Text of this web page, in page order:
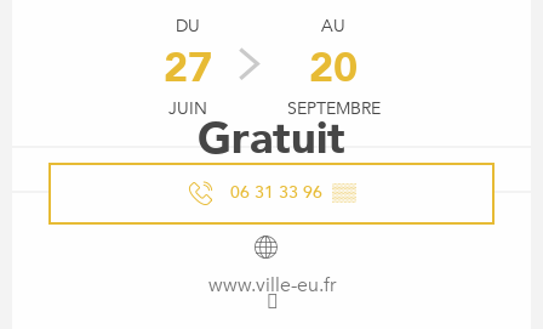
DU
27
JUIN
AU
20
SEPTEMBRE
Gratuit
06 31 33 96 ▒▒
www.ville-eu.fr